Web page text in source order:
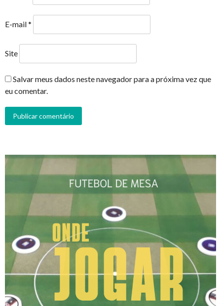
E-mail*
Site
Salvar meus dados neste navegador para a próxima vez que
eu comentar.